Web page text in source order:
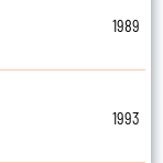
1989
1993